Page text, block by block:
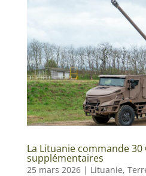
La Lituanie commande 30
supplémentaires
25 mars 2026| Lituanie,